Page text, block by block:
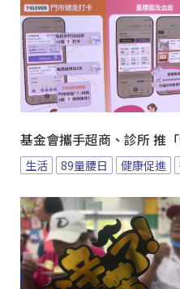
基金會攜手超商、診所 推
生活 89量腰日 健康促進